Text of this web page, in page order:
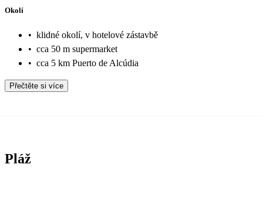
Okolí
• klidné okolí, v hotelové zástavbě
• cca 50 m supermarket
• cca 5 km Puerto de Alcúdia
Přečtěte si více
Pláž